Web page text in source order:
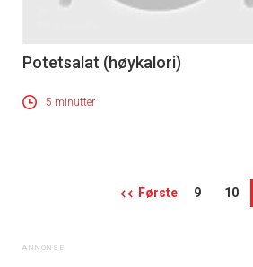
Potetsalat (høykalori)
5 minutter
Første 9 10